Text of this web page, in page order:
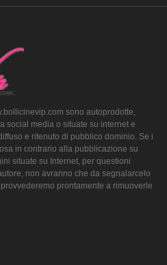
sono autoprodotte,
social media o situate su internet e
e ritenuto di pubblico dominio. Se i
in contrario alla pubblicazione su
situate su Internet, per questioni
non avranno che da segnalarcelo
prontamente a rimuoverle